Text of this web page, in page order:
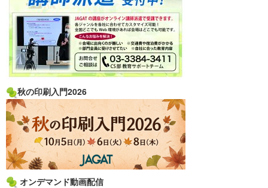
秋の印刷入門2026
オンデマンド動画配信